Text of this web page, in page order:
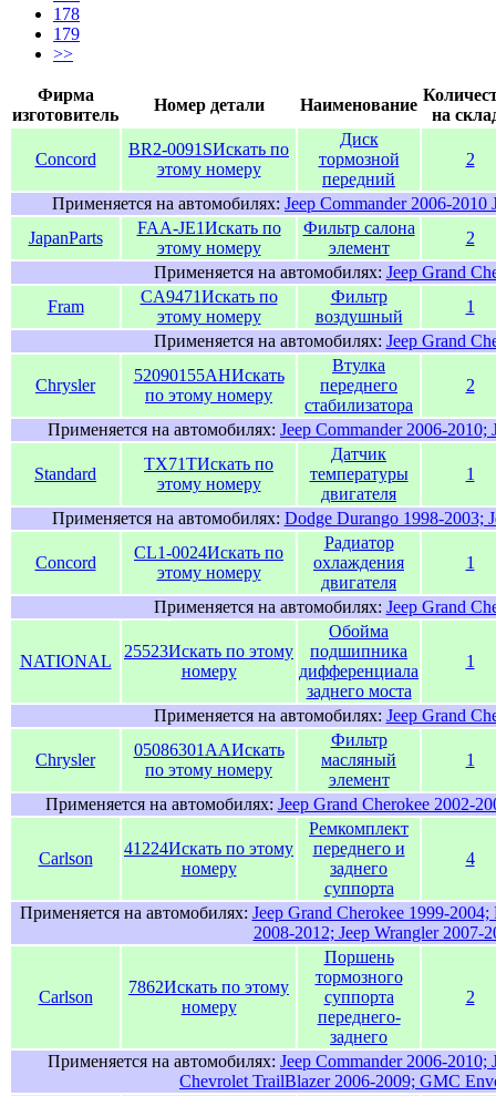
178
179
>>
Фирма
изготовитель
Номер детали Наименование
на
Concord
BR2-0091SИскать по
этому номеру
Диск
тормозной
передний
2
Применяется на автомобилях: Jeep Commander 2006-2010
JapanParts
FAA-JE1Искать по
этому номеру
Фильтр салона
элемент
2
Применяется на автомобилях: Jeep Grand
Fram
CA9471Искать по
этому номеру
Фильтр
воздушный
1
Применяется на автомобилях: Jeep Grand
Chrysler
52090155AHИскать
по этому номеру
Втулка
переднего
стабилизатора
2
Применяется на автомобилях: Jeep Commander 2006-2010;
Standard
TX71TИскать по
этому номеру
Датчик
температуры
двигателя
1
Применяется на автомобилях: Dodge Durango 1998-2003;
Concord
CL1-0024Искать по
этому номеру
Радиатор
охлаждения
двигателя
1
Применяется на автомобилях: Jeep Grand
NATIONAL
25523Искать по этому
номеру
Обойма
подшипника
дифференциала
заднего моcта
1
Применяется на автомобилях: Jeep Grand
Chrysler
05086301AAИскать
по этому номеру
Фильтр
масляный
элемент
1
Применяется на автомобилях: Jeep Grand Cherokee 2002-
Carlson
41224Искать по этому
номеру
Ремкомплект
переднего и
заднего
суппорта
4
Применяется на автомобилях: Jeep Grand Cherokee 1999-
2008-2012; Jeep Wrangler 2007-
Carlson
7862Искать по этому
номеру
Поршень
тормозного
суппорта
переднего-
заднего
2
Применяется на автомобилях: Jeep Commander 2006-2010;
Chevrolet TrailBlazer 2006-2009; GMC